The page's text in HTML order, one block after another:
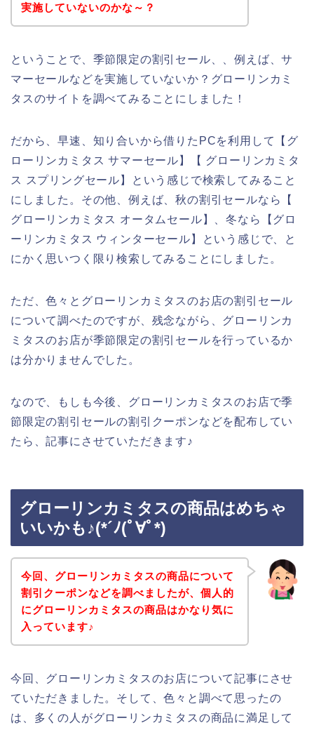
実施していないのかな～？
ということで、季節限定の割引セール、、例えば、サ
マーセールなどを実施していないか？グローリンカミ
タスのサイトを調べてみることにしました！
だから、早速、知り合いから借りたPCを利用して【グ
ローリンカミタス サマーセール】【 グローリンカミタ
ス スプリングセール】という感じで検索してみること
にしました。その他、例えば、秋の割引セールなら【
グローリンカミタス オータムセール】、冬なら【グロ
ーリンカミタス ウィンターセール】という感じで、と
にかく思いつく限り検索してみることにしました。
ただ、色々とグローリンカミタスのお店の割引セール
について調べたのですが、残念ながら、グローリンカ
ミタスのお店が季節限定の割引セールを行っているか
は分かりませんでした。
なので、もしも今後、グローリンカミタスのお店で季
節限定の割引セールの割引クーポンなどを配布してい
たら、記事にさせていただきます♪
グローリンカミタスの商品はめちゃ
いいかも♪(*´ﾉ(ﾟ∀ﾟ*)
今回、グローリンカミタスの商品について
割引クーポンなどを調べましたが、個人的
にグローリンカミタスの商品はかなり気に
入っています♪
今回、グローリンカミタスのお店について記事にさせ
ていただきました。そして、色々と調べて思ったの
は、多くの人がグローリンカミタスの商品に満足して